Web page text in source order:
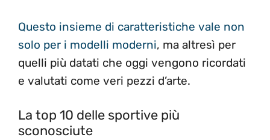
Questo insieme di caratteristiche vale non
solo per i modelli moderni, ma altresì per
quelli più datati che oggi vengono ricordati
e valutati come veri pezzi d’arte.
La top 10 delle sportive più
sconosciute